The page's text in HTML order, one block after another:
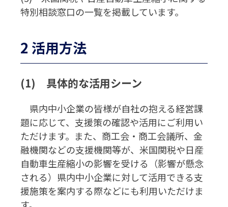
特別相談窓口の一覧を掲載しています。
2 活用方法
(1) 具体的な活用シーン
県内中小企業の皆様が自社の抱える経営課
題に応じて、支援策の確認や活用にご利用い
ただけます。また、商工会・商工会議所、金
融機関などの支援機関等が、米国関税や日産
自動車生産縮小の影響を受ける（影響が懸念
される）県内中小企業に対して活用できる支
援施策を案内する際などにも利用いただけま
す。